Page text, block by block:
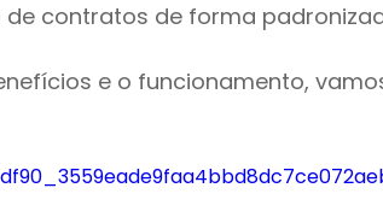
contratos de forma
e o funcionamento,